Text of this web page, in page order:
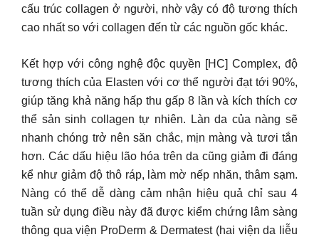
cấu trúc collagen ở người, nhờ vậy có độ tương thích
cao nhất so với collagen đến từ các nguồn gốc khác.
Kết hợp với công nghệ độc quyền [HC] Complex, độ
tương thích của Elasten với cơ thể người đạt tới 90%,
giúp tăng khả năng hấp thu gấp 8 lần và kích thích cơ
thể sản sinh collagen tự nhiên. Làn da của nàng sẽ
nhanh chóng trở nên săn chắc, mịn màng và tươi tắn
hơn. Các dấu hiệu lão hóa trên da cũng giảm đi đáng
kể như giảm độ thô ráp, làm mờ nếp nhăn, thâm sạm.
Nàng có thể dễ dàng cảm nhận hiệu quả chỉ sau 4
tuần sử dụng điều này đã được kiểm chứng lâm sàng
thông qua viện ProDerm & Dermatest (hai viện da liễu